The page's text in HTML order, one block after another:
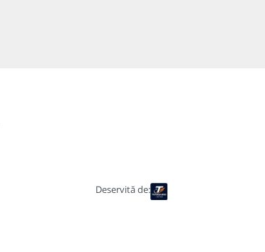
Deservită de: